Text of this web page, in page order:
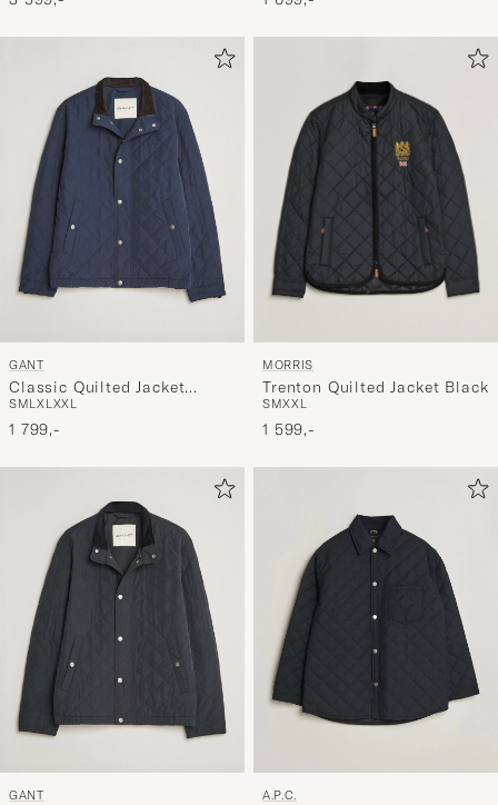
GANT
Classic Quilted Jacket
Evening Blue
SMLXLXXL
1 799,-
MORRIS
Trenton Quilted Jacket Black
SMXXL
1 599,-
GANT A.P.C.